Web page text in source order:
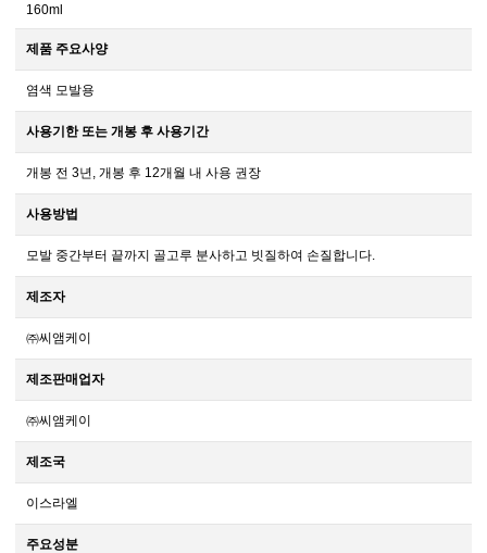
160ml
제품 주요사양
염색 모발용
사용기한 또는 개봉 후 사용기간
개봉 전 3년, 개봉 후 12개월 내 사용 권장
사용방법
모발 중간부터 끝까지 골고루 분사하고 빗질하여 손질합니다.
제조자
㈜씨앰케이
제조판매업자
㈜씨앰케이
제조국
이스라엘
주요성분